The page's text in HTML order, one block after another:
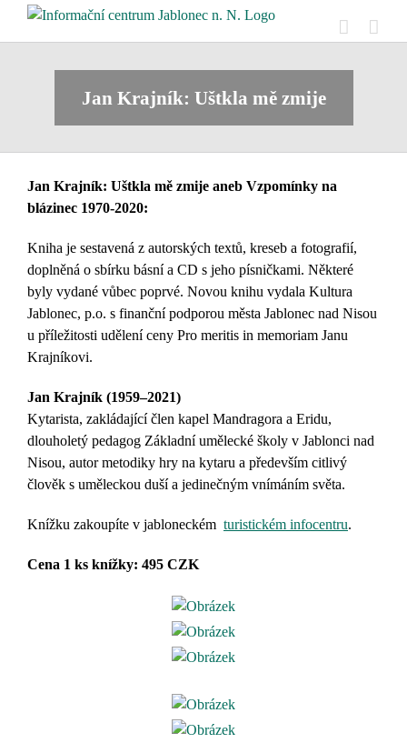
Přeskočit
Jan Krajník: Uštkla mě zmije
Jan Krajník: Uštkla mě zmije aneb Vzpomínky na
blázinec 1970-2020:
Kniha je sestavená z autorských textů, kreseb a fotografií,
doplněná o sbírku básní a CD s jeho písničkami. Některé
byly vydané vůbec poprvé. Novou knihu vydala Kultura
Jablonec, p.o. s finanční podporou města Jablonec nad Nisou
u příležitosti udělení ceny Pro meritis in memoriam Janu
Krajníkovi.
Jan Krajník (1959–2021)
Kytarista, zakládající člen kapel Mandragora a Eridu,
dlouholetý pedagog Základní umělecké školy v Jablonci nad
Nisou, autor metodiky hry na kytaru a především citlivý
člověk s uměleckou duší a jedinečným vnímáním světa.
Knížku zakoupíte v jabloneckém turistickém infocentru.
Cena 1 ks knížky: 495 CZK